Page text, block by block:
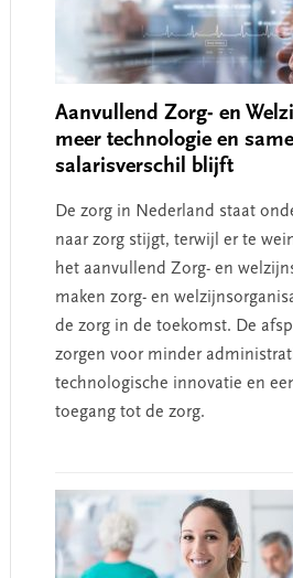
Aanvullend Zorg- en
meer technologie en
salarisverschil blijft
De zorg in Nederland staat
naar zorg stijgt, terwijl er te
het aanvullend Zorg- en
maken zorg- en
de zorg in de toekomst. De
zorgen voor minder
technologische innovatie en
toegang tot de zorg.